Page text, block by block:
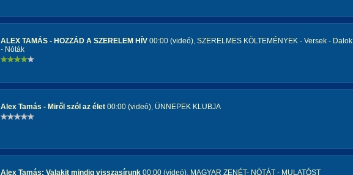
ALEX TAMÁS - HOZZÁD A SZERELEM HÍV 00:00 (videó), SZERELMES KÖLTEMÉNYEK - Versek - Dalok
- Nóták
Alex Tamás - Miről szól az élet 00:00 (videó), ÜNNEPEK KLUBJA
Alex Tamás: Valakit mindig visszasírunk 00:00 (videó), MAGYAR ZENÉT- NÓTÁT - MULATÓST